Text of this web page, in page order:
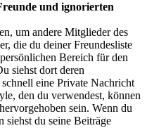
und ignorierten
um andere Mitglieder des
die du deiner Freundesliste
Bereich für den
siehst dort deren
eine Private Nachricht
den du verwendest, können
sein. Wenn du
siehst du seine Beiträge